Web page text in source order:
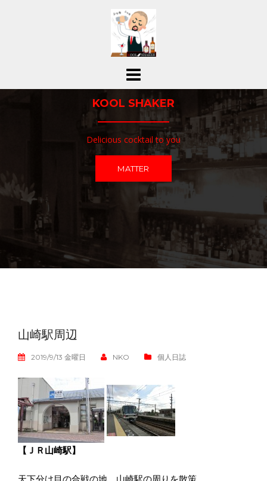
ス
KOOL SHAKER
Delicious cocktail to you
MATTER
山崎駅周辺
2019/9/13 金曜日 NKO 個人日誌
【ＪＲ山崎駅】
天下分け目の合戦の地、山崎駅の周りを散策